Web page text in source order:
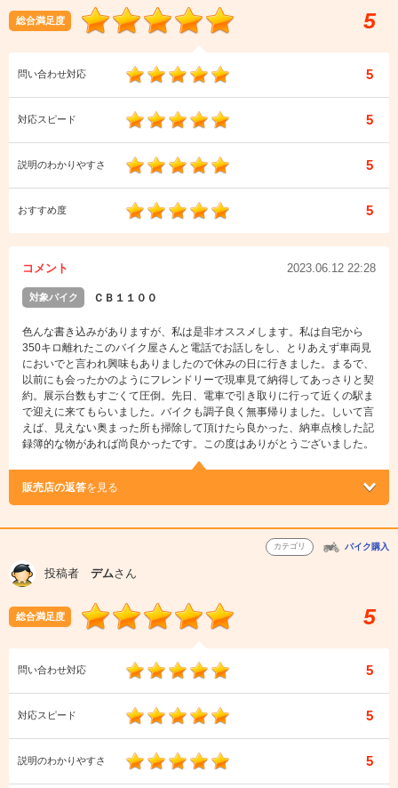
総合満足度 5
問い合わせ対応 5
対応スピード 5
説明のわかりやすさ 5
おすすめ度 5
コメント 2023.06.12 22:28
対象バイク ＣＢ１１００
色んな書き込みがありますが、私は是非オススメします。私は自宅から
350キロ離れたこのバイク屋さんと電話でお話しをし、とりあえず車両見
においでと言われ興味もありましたので休みの日に行きました。まるで、
以前にも会ったかのようにフレンドリーで現車見て納得してあっさりと契
約。展示台数もすごくて圧倒。先日、電車で引き取りに行って近くの駅ま
で迎えに来てもらいました。バイクも調子良く無事帰りました。しいて言
えば、見えない奥まった所も掃除して頂けたら良かった、納車点検した記
録簿的な物があれば尚良かったです。この度はありがとうございました。
販売店の返答を見る
カテゴリ バイク購入
投稿者 デムさん
総合満足度 5
問い合わせ対応 5
対応スピード 5
説明のわかりやすさ 5